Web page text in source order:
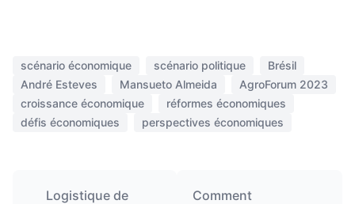
scénario économique scénario politique
Brésil
André Esteves
Mansueto Almeida
AgroForum 2023
croissance économique
réformes économiques
défis économiques
perspectives économiques
Logistique de
Comment